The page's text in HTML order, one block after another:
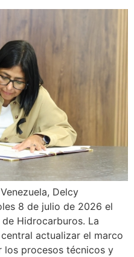
Delcy
8 de julio de 2026 el
Hidrocarburos. La
actualizar el marco
los procesos técnicos y